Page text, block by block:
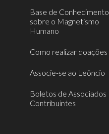
Base de Conhecimento
sobre o Magnetismo
Humano
Como realizar doações
Associe-se ao Leôncio
Boletos de Associados
Contribuintes